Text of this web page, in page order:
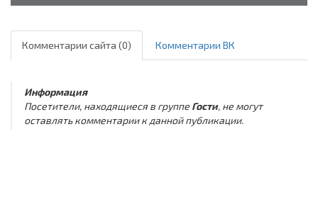
Комментарии сайта (0) Комментарии ВК
Информация
Посетители, находящиеся в группе Гости, не могут
оставлять комментарии к данной публикации.